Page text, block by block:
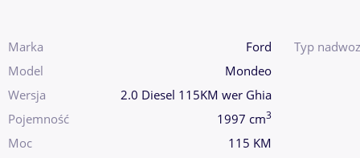
Marka
Ford
Model
Mondeo
Wersja
2.0 Diesel 115KM wer Ghia
Pojemność
1997 cm3
Moc
115 KM
Typ